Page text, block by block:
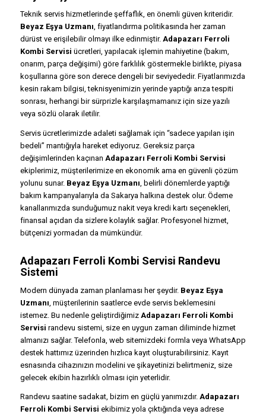
Teknik servis hizmetlerinde şeffaflık, en önemli güven kriteridir.
Beyaz Eşya Uzmanı, fiyatlandırma politikasında her zaman
dürüst ve erişilebilir olmayı ilke edinmiştir. Adapazarı Ferroli
Kombi Servisi ücretleri, yapılacak işlemin mahiyetine (bakım,
onarım, parça değişimi) göre farklılık göstermekle birlikte, piyasa
koşullarına göre son derece dengeli bir seviyededir. Fiyatlarımızda
kesin rakam bilgisi, teknisyenimizin yerinde yaptığı arıza tespiti
sonrası, herhangi bir sürprizle karşılaşmamanız için size yazılı
veya sözlü olarak iletilir.
Servis ücretlerimizde adaleti sağlamak için “sadece yapılan işin
bedeli” mantığıyla hareket ediyoruz. Gereksiz parça
değişimlerinden kaçınan Adapazarı Ferroli Kombi Servisi
ekiplerimiz, müşterilerimize en ekonomik ama en güvenli çözüm
yolunu sunar. Beyaz Eşya Uzmanı , belirli dönemlerde yaptığı
bakım kampanyalarıyla da Sakarya halkına destek olur. Ödeme
kanallarımızda sunduğumuz nakit veya kredi kartı seçenekleri,
finansal açıdan da sizlere kolaylık sağlar. Profesyonel hizmet,
bütçenizi yormadan da mümkündür.
Adapazarı Ferroli Kombi Servisi Randevu
Sistemi
Modern dünyada zaman planlaması her şeydir. Beyaz Eşya
Uzmanı , müşterilerinin saatlerce evde servis beklemesini
istemez. Bu nedenle geliştirdiğimiz Adapazarı Ferroli Kombi
Servisi randevu sistemi, size en uygun zaman diliminde hizmet
almanızı sağlar. Telefonla, web sitemizdeki formla veya WhatsApp
destek hattımız üzerinden hızlıca kayıt oluşturabilirsiniz. Kayıt
esnasında cihazınızın modelini ve şikayetinizi belirtmeniz, size
gelecek ekibin hazırlıklı olması için yeterlidir.
Randevu saatine sadakat, bizim en güçlü yanımızdır. Adapazarı
Ferroli Kombi Servisi ekibimiz yola çıktığında veya adrese